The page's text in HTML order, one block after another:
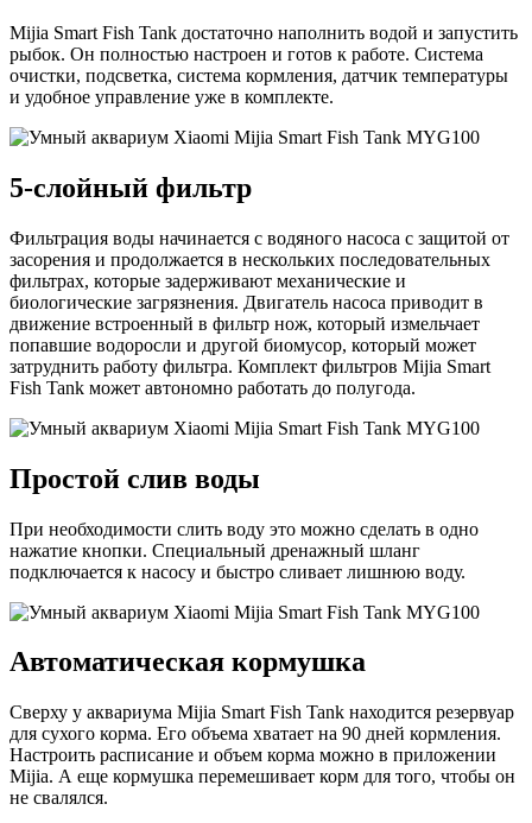
Mijia Smart Fish Tank достаточно наполнить водой и запустить
рыбок. Он полностью настроен и готов к работе. Система
очистки, подсветка, система кормления, датчик температуры
и удобное управление уже в комплекте.
5-слойный фильтр
Фильтрация воды начинается с водяного насоса с защитой от
засорения и продолжается в нескольких последовательных
фильтрах, которые задерживают механические и
биологические загрязнения. Двигатель насоса приводит в
движение встроенный в фильтр нож, который измельчает
попавшие водоросли и другой биомусор, который может
затруднить работу фильтра. Комплект фильтров Mijia Smart
Fish Tank может автономно работать до полугода.
Простой слив воды
При необходимости слить воду это можно сделать в одно
нажатие кнопки. Специальный дренажный шланг
подключается к насосу и быстро сливает лишнюю воду.
Автоматическая кормушка
Сверху у аквариума Mijia Smart Fish Tank находится резервуар
для сухого корма. Его объема хватает на 90 дней кормления.
Настроить расписание и объем корма можно в приложении
Mijia. А еще кормушка перемешивает корм для того, чтобы он
не свалялся.